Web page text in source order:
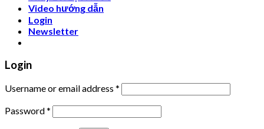
Video hướng dẫn
Login
Newsletter
Login
Username or email address *
Password*